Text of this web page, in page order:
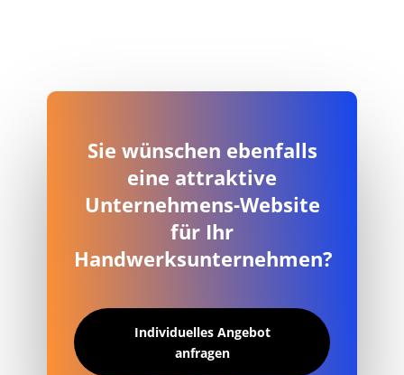
Sie wünschen ebenfalls
eine attraktive
Unternehmens-Website
für Ihr
Handwerksunternehmen?
Individuelles Angebot
anfragen